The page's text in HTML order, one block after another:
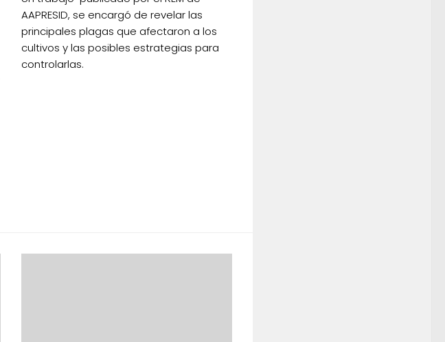
AAPRESID, se encargó de revelar las
principales plagas que afectaron a los
cultivos y las posibles estrategias para
controlarlas.